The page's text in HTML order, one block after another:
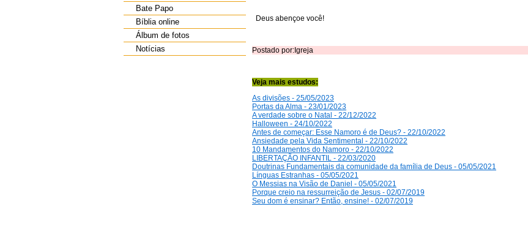
Bate Papo
Bíblia online
Álbum de fotos
Notícias
Deus abençoe você!
Postado por:Igreja
Veja mais estudos:
As divisões - 25/05/2023
Portas da Alma - 23/01/2023
A verdade sobre o Natal - 22/12/2022
Halloween - 24/10/2022
Antes de começar: Esse Namoro é de Deus? - 22/10/2022
Ansiedade pela Vida Sentimental - 22/10/2022
10 Mandamentos do Namoro - 22/10/2022
LIBERTAÇÃO INFANTIL - 22/03/2020
Doutrinas Fundamentais da comunidade da família de Deus - 05/05/2021
Línguas Estranhas - 05/05/2021
O Messias na Visão de Daniel - 05/05/2021
Porque creio na ressurreição de Jesus - 02/07/2019
Seu dom é ensinar? Então, ensine! - 02/07/2019